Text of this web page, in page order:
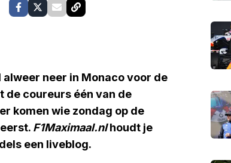
alweer neer in Monaco voor de
de coureurs één van de
komen wie zondag op de
F1Maximaal.nlhoudt je
een liveblog.